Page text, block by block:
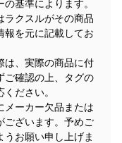
の基準によります。
ラクスルがその商品
報を元に記載してお
は、実際の商品に付
ご確認の上、タグの
ださい。
メーカー欠品または
ございます。予めご
うお願い申し上げま